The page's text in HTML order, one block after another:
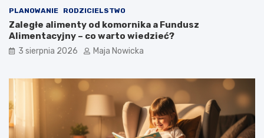
PLANOWANIE RODZICIELSTWO
Zaległe alimenty od komornika a Fundusz
Alimentacyjny – co warto wiedzieć?
3 sierpnia 2026 Maja Nowicka